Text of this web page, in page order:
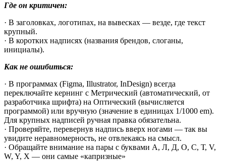
Где он критичен:
· В заголовках, логотипах, на вывесках — везде, где текст
крупный.
· В коротких надписях (названия брендов, слоганы,
инициалы).
Как не ошибиться:
· В программах (Figma, Illustrator, InDesign) всегда
переключайте кернинг с Метрический (автоматический, от
разработчика шрифта) на Оптический (вычисляется
программой) или вручную (значение в единицах 1/1000 em).
Для крупных надписей ручная правка обязательна.
· Проверяйте, перевернув надпись вверх ногами — так вы
увидите неравномерность, не отвлекаясь на смысл.
· Обращайте внимание на пары с буквами А, Л, Д, О, С, Т, V,
W, Y, X — они самые «капризные»